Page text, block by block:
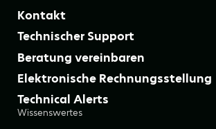
Kontakt
Technischer Support
Beratung vereinbaren
Elektronische Rechnungsstellung
Technical Alerts
Wissenswertes